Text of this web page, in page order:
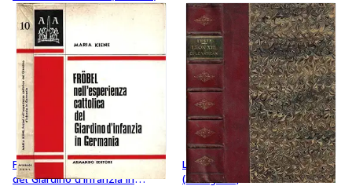
Frobel nel'esperienza cattolica
del Giardino d'infanzia in
Léon XIII et le Vatican
(Autografo)